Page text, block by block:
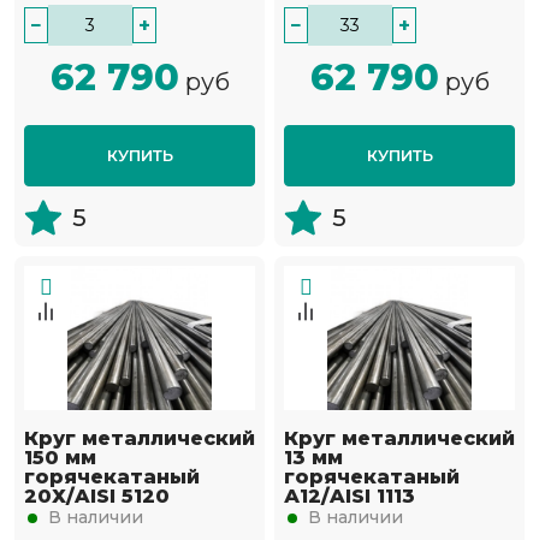
− +
62 790 руб
КУПИТЬ
5
− +
62 790 руб
КУПИТЬ
5
Круг металлический
150 мм
горячекатаный
20Х/AISI 5120
В наличии
Круг металлический
13 мм
горячекатаный
А12/AISI 1113
В наличии